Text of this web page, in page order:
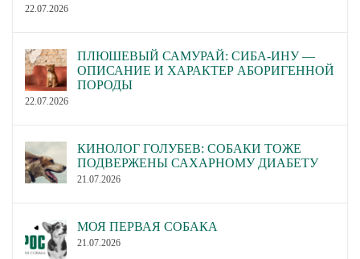
22.07.2026
ПЛЮШЕВЫЙ САМУРАЙ: СИБА-ИНУ —
ОПИСАНИЕ И ХАРАКТЕР АБОРИГЕННОЙ
ПОРОДЫ
22.07.2026
КИНОЛОГ ГОЛУБЕВ: СОБАКИ ТОЖЕ
ПОДВЕРЖЕНЫ САХАРНОМУ ДИАБЕТУ
21.07.2026
МОЯ ПЕРВАЯ СОБАКА
21.07.2026